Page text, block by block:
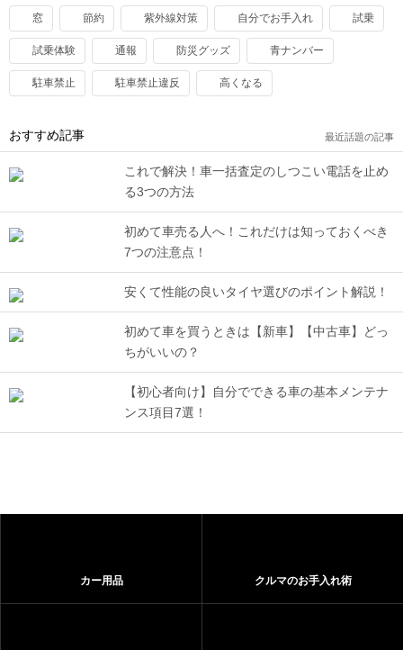
窓 節約 紫外線対策 自分でお手入れ 試乗
試乗体験 通報 防災グッズ 青ナンバー
駐車禁止 駐車禁止違反 高くなる
おすすめ記事 最近話題の記事
これで解決！車一括査定のしつこい電話を止め
る3つの方法
初めて車売る人へ！これだけは知っておくべき
7つの注意点！
安くて性能の良いタイヤ選びのポイント解説！
初めて車を買うときは【新車】【中古車】どっ
ちがいいの？
【初心者向け】自分でできる車の基本メンテナ
ンス項目7選！
カー用品 クルマのお手入れ術